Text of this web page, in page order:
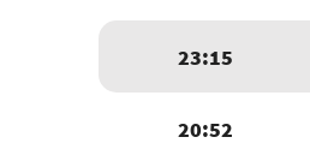
23:15
20:52